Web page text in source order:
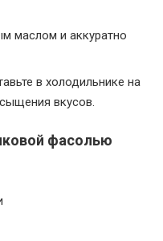
маслом и аккуратно
в холодильнике на
вкусов.
фасолью